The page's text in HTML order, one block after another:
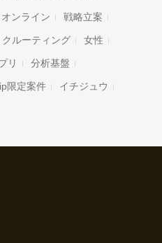
オンライン 戦略立案
クルーティング 女性
リ 分析基盤
限定案件 イチジュウ